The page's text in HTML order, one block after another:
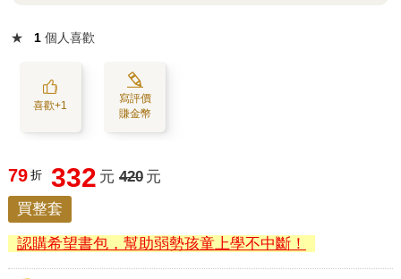
★ 1 個人喜歡
喜歡+1
寫評價
賺金幣
79 折 332 元 420 元
買整套
認購希望書包，幫助弱勢孩童上學不中斷！